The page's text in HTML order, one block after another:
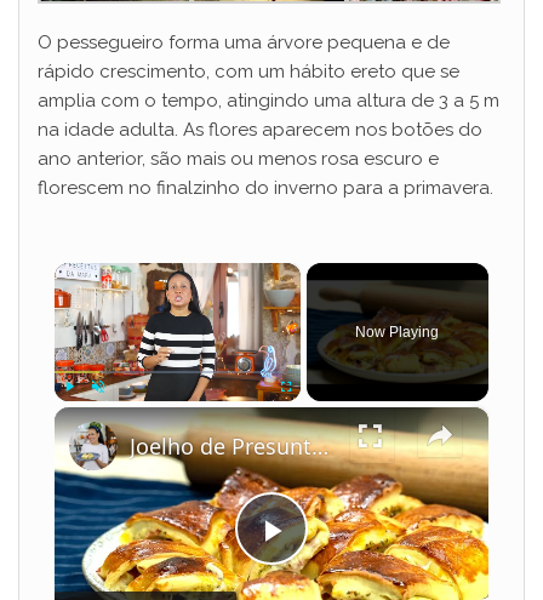
O pessegueiro forma uma árvore pequena e de
rápido crescimento, com um hábito ereto que se
amplia com o tempo, atingindo uma altura de 3 a 5 m
na idade adulta. As flores aparecem nos botões do
ano anterior, são mais ou menos rosa escuro e
florescem no finalzinho do inverno para a primavera.
×
Now Playing
×
P
Joelho de Presunto e Queijo: Receita de Enroladinho Fofinho